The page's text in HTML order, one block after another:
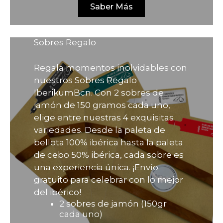
original
era:
136,38€.
actual
es:
122,74€.
Saber Más
Sobres Regalo
Regala momentos inolvidables con
nuestros Sobres Regalo
IberikumBcn. Con 2 sobres de
jamón de 150 gramos cada uno,
elige entre nuestras 4 exquisitas
variedades. Desde la paleta de
bellota 100% ibérica hasta la paleta
de cebo 50% ibérica, cada sobre es
una experiencia única. ¡Envío
gratuito para celebrar con lo mejor
del ibérico!
2 sobres de jamón (150gr
cada uno)